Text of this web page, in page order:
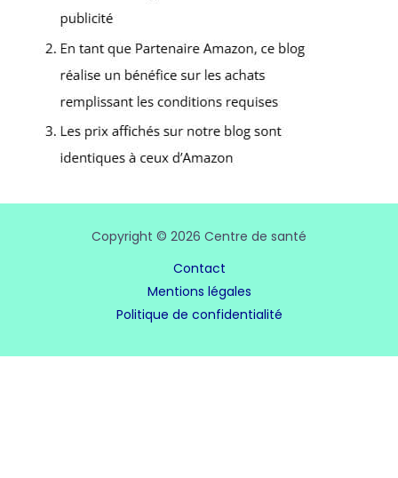
Copyright © 2026 Centre de santé
Contact
Mentions légales
Politique de confidentialité